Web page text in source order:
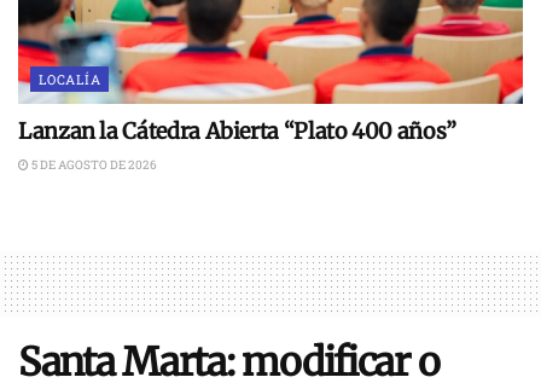
LOCALÍA
Lanzan la Cátedra Abierta “Plato 400 años”
5 DE AGOSTO DE 2026
Santa Marta: modificar o